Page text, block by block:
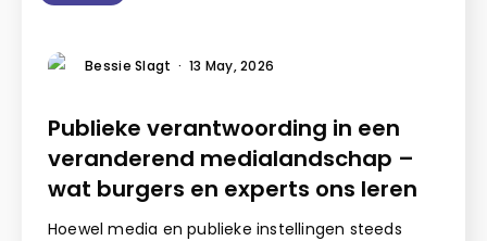
Bessie Slagt · 13 May, 2026
Publieke verantwoording in een
veranderend medialandschap –
wat burgers en experts ons leren
Hoewel media en publieke instellingen steeds